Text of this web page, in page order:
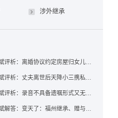
涉外继承
福州律师蔡思斌评析：离婚协议约定房屋归女儿所有，父亲去世后继母能否拒绝过户？
福州律师蔡思斌评析：丈夫离世后天降小三携私生子争遗产，法院正义判决保住原配80%份额！
福州律师蔡思斌评析：录音不具备遗嘱形式又无法证明赠与意愿——法院：按法定继承处理
福州律师蔡思斌解答：变天了：福州继承、赠与房产转让要收20%个税？福州国税官方回复来了！